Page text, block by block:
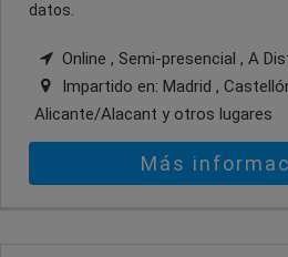
datos.
Online , Semi-presencial , A
Impartido en: Madrid ,
Alicante/Alacant y otros lugares
Más